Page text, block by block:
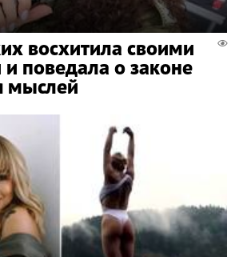
восхитила своими
поведала о законе
мыслей